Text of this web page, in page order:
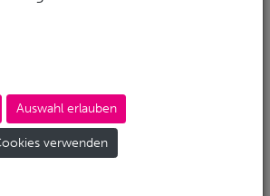
Stil einer Armbanduhr mit einem
für einfache Ablesbarkeit.
Galileo-Menü-Designs und der
Algorithmen, Bildschirmstile und
Tauchmanagement- Optionen
DerG3 wird mit einem
Lithium Akku betrieben
Auswahl erlauben
verwenden